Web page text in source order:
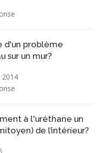
d'un problème
sur un mur?
2014
à l'uréthane un
de l’intérieur?